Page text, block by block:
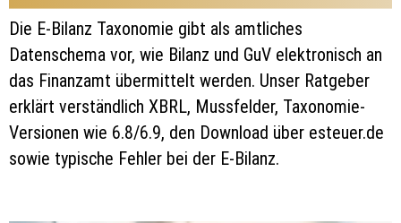
Die E-Bilanz Taxonomie gibt als amtliches
Datenschema vor, wie Bilanz und GuV elektronisch an
das Finanzamt übermittelt werden. Unser Ratgeber
erklärt verständlich XBRL, Mussfelder, Taxonomie-
Versionen wie 6.8/6.9, den Download über esteuer.de
sowie typische Fehler bei der E-Bilanz.